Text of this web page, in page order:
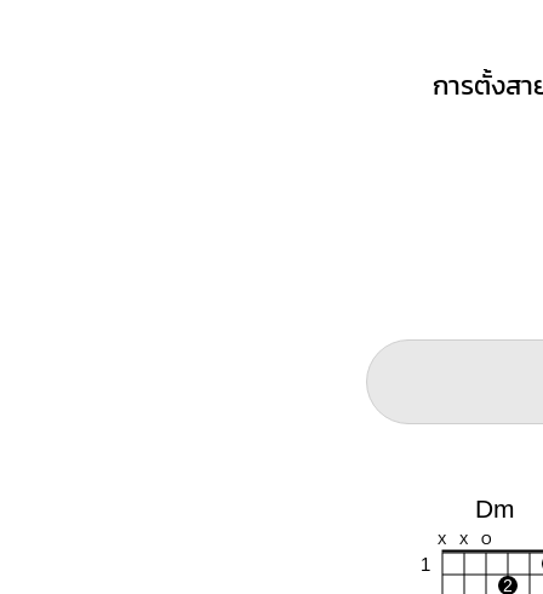
การตั้งส
Dm
X X O
1
2